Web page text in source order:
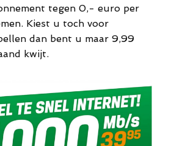
tegen 0,- euro per
Kiest u toch voor
dan bent u maar 9,99
kwijt.